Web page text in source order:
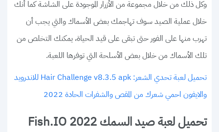
وكل ذلك من خلال مجموعة من الأزرار الموجودة على الشاشة كما أنك
خلال عملية الصيد سوف تهاجمك بعض الأسماك والتي يجب أن
تهرب منها على الفور حتى تبقى على قيد الحياة، يمكنك التخلص من
تلك الأسماك من خلال بعض الأسلحة التي توفرها اللعبة.
تحميل لعبة تحدي الشعر: Hair Challenge v8.3.5 apk للاندرويد
والايفون احمي شعرك من المقص والشفرات الحادة 2022
تحميل لعبة صيد السمك Fish.IO 2022